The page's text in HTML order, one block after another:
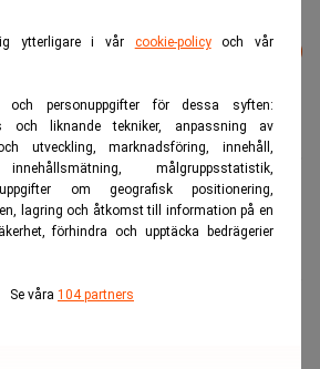
ytterligare i vår cookie-policyoch vår
och personuppgifter för dessa syften:
och liknande tekniker, anpassning av
utveckling, marknadsföring, innehåll,
målgruppsstatistik,
om geografisk positionering,
lagring och åtkomst till information på en
förhindra och upptäcka bedrägerier
Se våra 104 partners
vårt nyhetsbrev
Prenumerera